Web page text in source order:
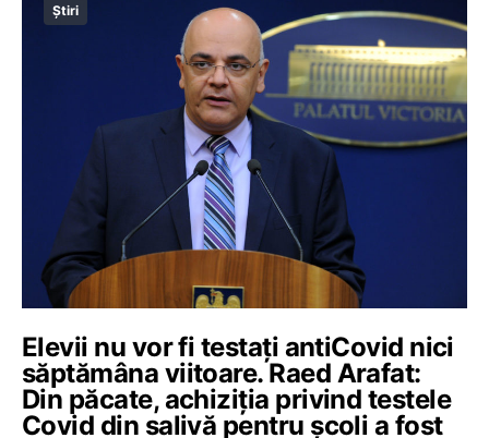
Știri
Elevii nu vor fi testați antiCovid nici
săptămâna viitoare. Raed Arafat:
Din păcate, achiziția privind testele
Covid din salivă pentru școli a fost